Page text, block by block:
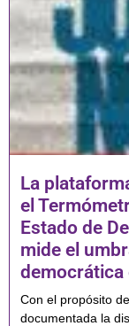
La
el
Estado de
mide el
democrática
Con el propósito
documentada la